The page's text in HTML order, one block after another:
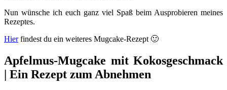
Nun wünsche ich euch ganz viel Spaß beim Ausprobieren meines
Rezeptes.
Hierfindest du ein weiteres Mugcake-Rezept 🙂
Apfelmus-Mugcake mit Kokosgeschmack
| Ein Rezept zum Abnehmen